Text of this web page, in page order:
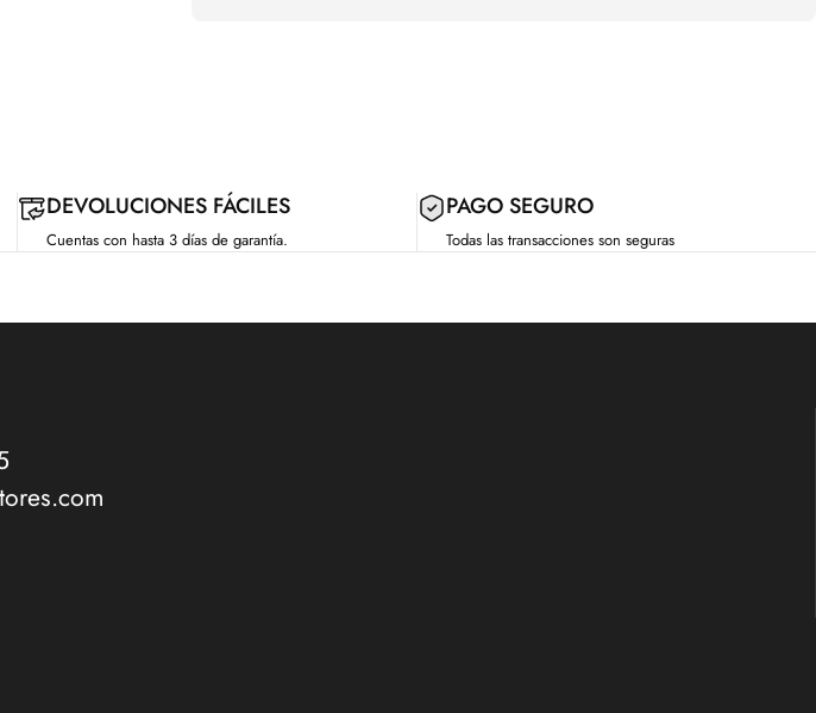
DEVOLUCIONES FÁCILES
Cuentas con hasta 3 días de garantía.
PAGO SEGURO
Todas las transacciones son seguras